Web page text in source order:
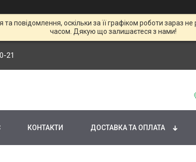
повідомлення, оскільки за її графіком роботи зараз
часом. Дякую що залишаєтеся з нами!
21
КОНТАКТИ ДОСТАВКА ТА ОПЛАТА